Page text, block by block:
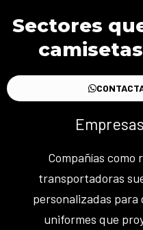
Sectores
Compañías
transportadoras
personalizadas para
uniformes que